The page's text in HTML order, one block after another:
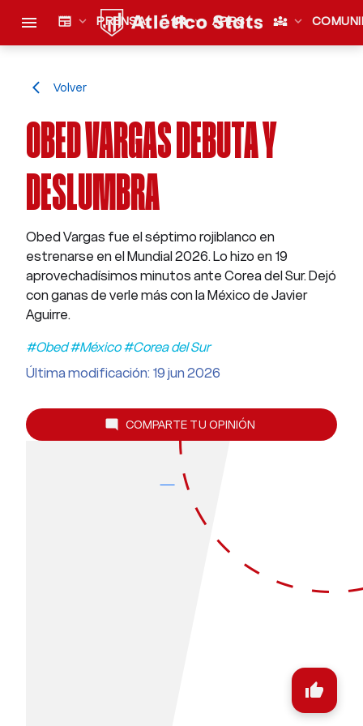
menu newspaper expand_more PRENSA sports_esports expand_more APPS diversity_3 expand_more
thumb_up
arrow_back_ios Volver
OBED VARGAS DEBUTA Y
DESLUMBRA
Obed Vargas fue el séptimo rojiblanco en
estrenarse en el Mundial 2026. Lo hizo en 19
aprovechadísimos minutos ante Corea del Sur. Dejó
con ganas de verle más con la México de Javier
Aguirre.
#Obed #México #Corea del Sur
Última modificación: 19 jun 2026
mode_comment COMPARTE TU OPINIÓN